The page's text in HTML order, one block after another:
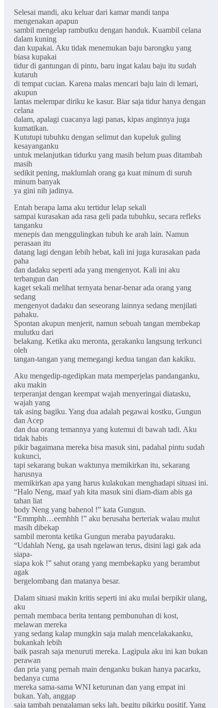
Selesai mandi, aku keluar dari kamar mandi tanpa
mengenakan apapun
sambil mengelap rambutku dengan handuk. Kuambil celana
dalam kuning
dan kupakai. Aku tidak menemukan baju barongku yang
biasa kupakai
tidur di gantungan di pintu, baru ingat kalau baju itu sudah
kutaruh
di tempat cucian. Karena malas mencari baju lain di lemari,
akupun
lantas melempar diriku ke kasur. Biar saja tidur hanya dengan
celana
dalam, apalagi cuacanya lagi panas, kipas anginnya juga
kumatikan.
Kututupi tubuhku dengan selimut dan kupeluk guling
kesayanganku
untuk melanjutkan tidurku yang masih belum puas ditambah
masih
sedikit pening, maklumlah orang ga kuat minum di suruh
minum banyak
ya gini nih jadinya.
Entah berapa lama aku tertidur lelap sekali
sampai kurasakan ada rasa geli pada tubuhku, secara refleks
tanganku
menepis dan menggulingkan tubuh ke arah lain. Namun
perasaan itu
datang lagi dengan lebih hebat, kali ini juga kurasakan pada
paha
dan dadaku seperti ada yang mengenyot. Kali ini aku
terbangun dan
kaget sekali melihat ternyata benar-benar ada orang yang
sedang
mengenyot dadaku dan seseorang lainnya sedang menjilati
pahaku.
Spontan akupun menjerit, namun sebuah tangan membekap
mulutku dari
belakang. Ketika aku meronta, gerakanku langsung terkunci
oleh
tangan-tangan yang memegangi kedua tangan dan kakiku.
Aku mengedip-ngedipkan mata memperjelas pandanganku,
aku makin
terperanjat dengan keempat wajah menyeringai diatasku,
wajah yang
tak asing bagiku. Yang dua adalah pegawai kostku, Gungun
dan Acep
dan dua orang temannya yang kutemui di bawah tadi. Aku
tidak habis
pikir bagaimana mereka bisa masuk sini, padahal pintu sudah
kukunci,
tapi sekarang bukan waktunya memikirkan itu, sekarang
harusnya
memikirkan apa yang harus kulakukan menghadapi situasi ini.
“Halo Neng, maaf yah kita masuk sini diam-diam abis ga
tahan liat
body Neng yang bahenol !” kata Gungun.
“Emmphh…eemhhh !” aku berusaha berteriak walau mulut
masih dibekap
sambil meronta ketika Gungun meraba payudaraku.
“Udahlah Neng, ga usah ngelawan terus, disini lagi gak ada
siapa-
siapa kok !” sahut orang yang membekapku yang berambut
agak
bergelombang dan matanya besar.
Dalam situasi makin kritis seperti ini aku mulai berpikir ulang,
aku
pernah membaca berita tentang pembunuhan di kost,
melawan mereka
yang sedang kalap mungkin saja malah mencelakakanku,
bukankah lebih
baik pasrah saja menuruti mereka. Lagipula aku ini kan bukan
perawan
dan pria yang pernah main denganku bukan hanya pacarku,
bedanya cuma
mereka sama-sama WNI keturunan dan yang empat ini
bukan. Yah, anggap
saja tambah pengalaman seks lah, begitu pikirku positif. Yang